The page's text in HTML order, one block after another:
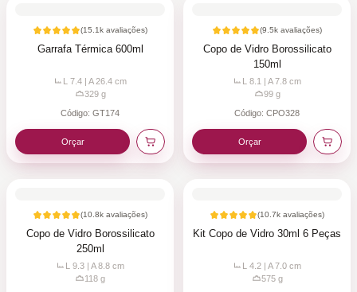
(15.1k avaliações)
Garrafa Térmica 600ml
L 7.4 | A 26.4 cm
329g
Código: GT174
Orçar
(9.5k avaliações)
Copo de Vidro Borossilicato
150ml
L 8.1 | A 7.8 cm
99g
Código: CPO328
Orçar
(10.8k avaliações)
Copo de Vidro Borossilicato
250ml
L 9.3 | A 8.8 cm
118 g
(10.7k avaliações)
Kit Copo de Vidro 30ml 6 Peças
L 4.2 | A 7.0 cm
575g